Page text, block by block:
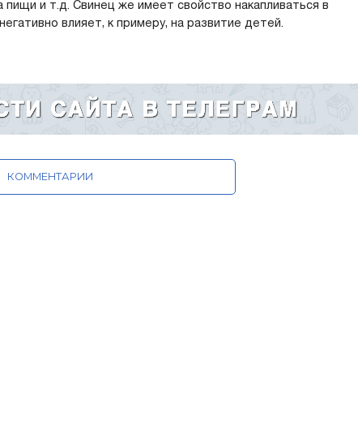
и т.д. Свинец же имеет свойство накапливаться в
влияет, к примеру, на развитие детей.
КОММЕНТАРИИ